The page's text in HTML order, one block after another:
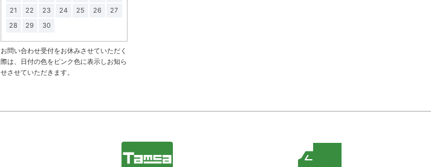
21
22 23 24 25 26
27
28
29 30
お問い合わせ受付をお休みさせていただく
際は、日付の色をピンク色に表示しお知ら
せさせていただきます。